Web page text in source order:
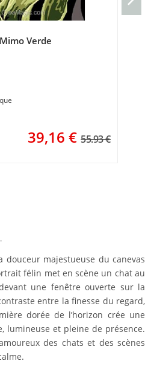
Verde
39,16 € 55.93 €
douceur majestueuse du canevas
félin met en scène un chat au
une fenêtre ouverte sur la
entre la finesse du regard,
dorée de l’horizon crée une
lumineuse et pleine de présence.
des chats et des scènes